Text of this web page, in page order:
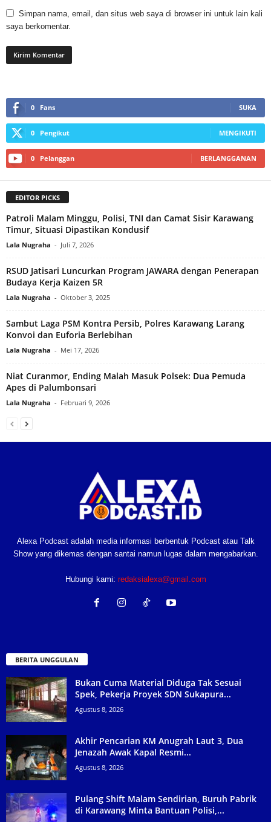
Simpan nama, email, dan situs web saya di browser ini untuk lain kali
saya berkomentar.
0 Fans SUKA
0 Pengikut MENGIKUTI
0 Pelanggan BERLANGGANAN
EDITOR PICKS
Patroli Malam Minggu, Polisi, TNI dan Camat Sisir Karawang
Timur, Situasi Dipastikan Kondusif
Lala Nugraha - Juli 7, 2026
RSUD Jatisari Luncurkan Program JAWARA dengan Penerapan
Budaya Kerja Kaizen 5R
Lala Nugraha - Oktober 3, 2025
Sambut Laga PSM Kontra Persib, Polres Karawang Larang
Konvoi dan Euforia Berlebihan
Lala Nugraha - Mei 17, 2026
Niat Curanmor, Ending Malah Masuk Polsek: Dua Pemuda
Apes di Palumbonsari‎
Lala Nugraha - Februari 9, 2026
Alexa Podcast adalah media informasi berbentuk Podcast atau Talk
Show yang dikemas dengan santai namun lugas dalam mengabarkan.
Hubungi kami: redaksialexa@gmail.com
BERITA UNGGULAN
Bukan Cuma Material Diduga Tak Sesuai
Spek, Pekerja Proyek SDN Sukapura...
Agustus 8, 2026
Akhir Pencarian KM Anugrah Laut 3, Dua
Jenazah Awak Kapal Resmi...
Agustus 8, 2026
Pulang Shift Malam Sendirian, Buruh Pabrik
di Karawang Minta Bantuan Polisi,...